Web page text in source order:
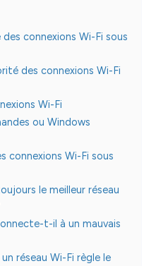
connexions Wi-Fi sous
des connexions Wi-Fi
Wi-Fi
ou Windows
connexions Wi-Fi sous
le meilleur réseau
t-il à un mauvais
réseau Wi-Fi règle le